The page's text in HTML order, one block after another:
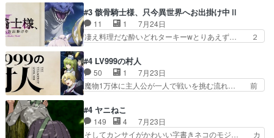
昭和キッズを恐怖のどん底へ突… 現代で有名な口
裂け女登場！お市ちゃん、ポ… ろくろ首の除霊シ
ーン「悪霊退散」のパチン…
いたぶってるのか！？Cパートで懐か… 普通にド
ッジが激アツ。いや羽仁衣が初めて… 優谷優の声
優に「ちんこ」って言わせてて興… 珍子ちゃ
ん………！！！！？！先週に引き続… これは意図
限ったことでなく、最近のアニ… 東山朱莉
（AkariHIGASHIYAM… こんなに可憐で可愛い泣
き虫メイドが僅か3…
#3 骸骨騎士様、只今異世界へお出掛け中Ⅱ
11 1
7月24日
凄え料理だな酔いどれターキーwとりあえず… ２
いの良いお兄ちゃん！！現場も楽しかっ… 第３話
をｄアニメストアで視聴しました。視… ローデン
王国ホーバン領を訪れたアーク一行… 1期に引き
続き２期にも出演させていただけ… 1期の頃から
題解決特筆する事は無いが、… 今週もありがとう
ございます耳がヒクヒクな… 時計台に登ってるの
見ると挟まれないか心配…
#4 LV999の村人
50 1
7月23日
魔物1万体に主人公が一人で戦いを挑む流れ… 前
を魔物と人間に殺された鏡の生い立ち。… 勇者た
ちを信じてアリスを預ける、鏡を信じ… 勇者パー
ティが仲間になった！？会話が通じ… 鏡の過去、
#4 ヤニねこ
149 4
7月23日
そしてカンサイがかわいい字書きネコのモジ… カ